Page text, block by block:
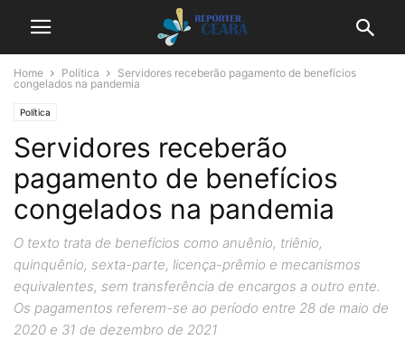
Home Política
Servidores receberão pagamento de benefícios
congelados na pandemia
Política
Servidores receberão
pagamento de benefícios
congelados na pandemia
O texto trata de benefícios como anuênio, triênio,
quinquênio, sexta-parte, licença-prêmio e mecanismos
equivalentes, sem transferência de encargos a outro ente.
Os pagamentos referem-se ao período entre 28 de maio de
2020 e 31 de dezembro de 2021